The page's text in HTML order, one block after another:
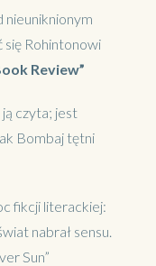
nieuniknionym
się Rohintonowi
Review”
ją czyta; jest
Bombaj tętni
fikcji literackiej:
nabrał sensu.
Sun”